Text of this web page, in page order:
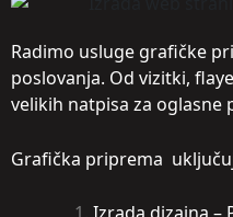
Radimo usluge grafičke
poslovanja. Od vizitki,
velikih natpisa za oglasne
Grafička priprema